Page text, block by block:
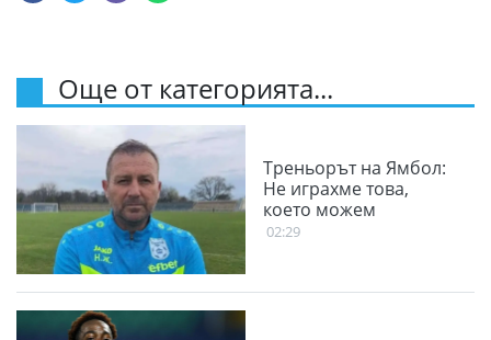
Още от категорията...
Треньорът на Ямбол:
Не играхме това,
което можем
02:29